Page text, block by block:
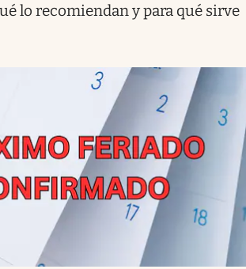
lo recomiendan y para qué sirve